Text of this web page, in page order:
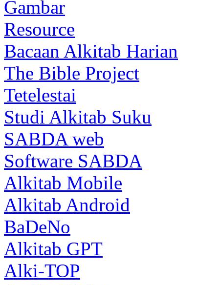
Gambar
Resource
Bacaan Alkitab Harian
The Bible Project
Tetelestai
Studi Alkitab Suku
SABDA web
Software SABDA
Alkitab Mobile
Alkitab Android
BaDeNo
Alkitab GPT
Alki-TOP